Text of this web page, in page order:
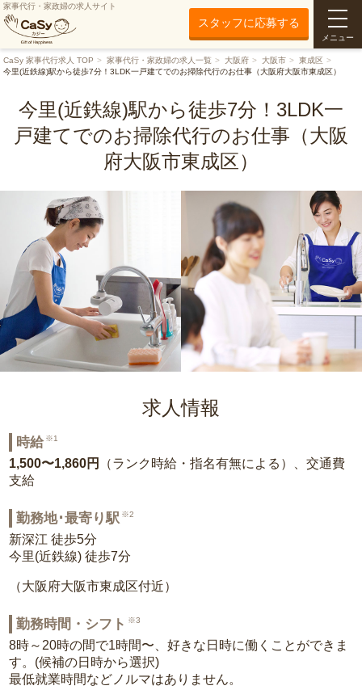
家事代行・家政婦の求人サイト
スタッフに応募する
メニュー
CaSy 家事代行求人 TOP 家事代行・家政婦の求人一覧 大阪府 大阪市
東成区
今里(近鉄線)駅から徒歩7分！3LDK一戸建てでのお掃除代行のお仕事（大阪府大阪市東成区）
今里(近鉄線)駅から徒歩7分！3LDK一
戸建てでのお掃除代行のお仕事（大阪
府大阪市東成区）
求人情報
時給 ※1
1,500〜1,860円
（ランク時給・指名有無による）、交通費
支給
勤務地･最寄り駅 ※2
新深江 徒歩5分
今里(近鉄線) 徒歩7分
（大阪府大阪市東成区付近）
勤務時間・シフト ※3
8時～20時の間で1時間〜、好きな日時に働くことができま
す。(候補の日時から選択)
最低就業時間などノルマはありません。